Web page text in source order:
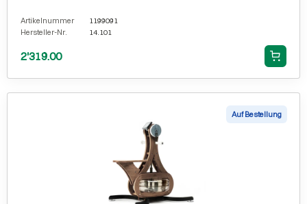
Artikelnummer
1199091
Hersteller-Nr.
14.101
2'319.00
Auf Bestellung